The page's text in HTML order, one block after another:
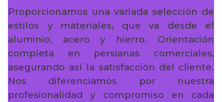
Proporcionamos una variada selección de
estilos y materiales, que va desde el
aluminio, acero y hierro. Orientación
completa en persianas comerciales,
asegurando así la satisfacción del cliente.
Nos diferenciamos por nuestra
profesionalidad y compromiso en cada